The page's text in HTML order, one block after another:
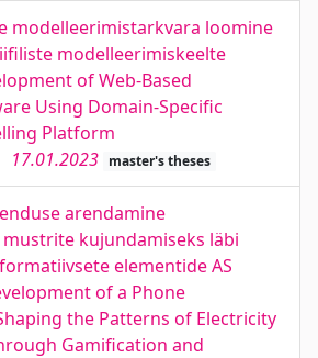
modelleerimistarkvara loomine
modelleerimiskeelte
of Web-Based
Using Domain-Specific
Platform
17.01.2023 master's theses
arendamine
kujundamiseks läbi
elementide AS
of a Phone
the Patterns of Electricity
Gamification and